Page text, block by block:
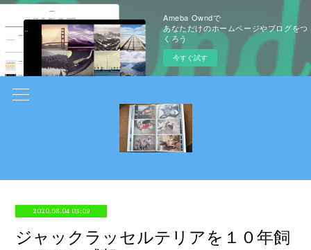
Ameba Owndで
あなただけのホームページやブログをつ
くろう
今すぐ試す
2020.08.04 05:09
ジャックラッセルテリアを１０年飼